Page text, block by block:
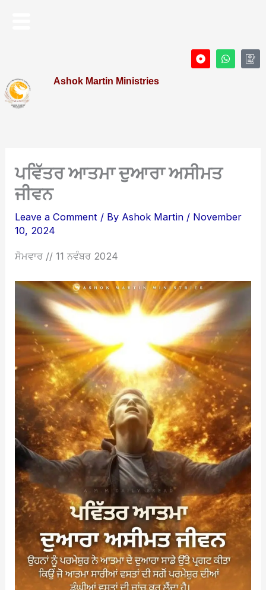
D
o
W
h
I
c
Ashok Martin Ministries
ਪਵਿੱਤਰ ਆਤਮਾ ਦੁਆਰਾ ਅਸੀਮਤ
ਜੀਵਨ
Leave a Comment / By Ashok Martin / November
10, 2024
ਸੋਮਵਾਰ // 11 ਨਵੰਬਰ 2024